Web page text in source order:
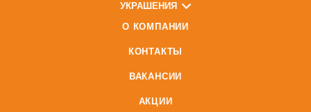
УКРАШЕНИЯ
О КОМПАНИИ
КОНТАКТЫ
ВАКАНСИИ
АКЦИИ